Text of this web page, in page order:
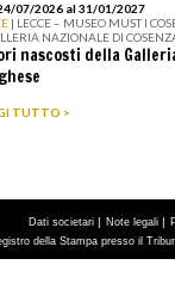
07/2026 al 31/01/2027
| LECCE – MUSEO MUST I
NAZIONALE DI
nascosti della
TUTTO >
Dati societari Note legali
della Stampa presso il